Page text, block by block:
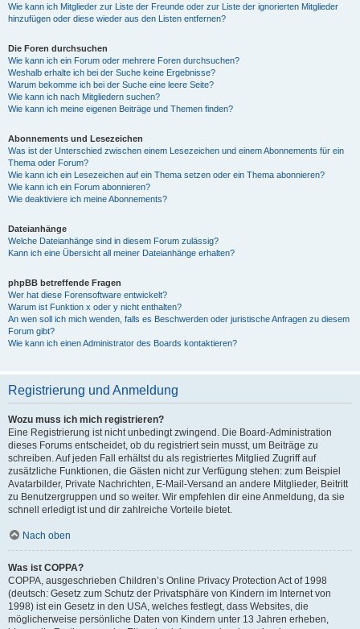
Wie kann ich Mitglieder zur Liste der Freunde oder zur Liste der ignorierten Mitglieder
hinzufügen oder diese wieder aus den Listen entfernen?
Die Foren durchsuchen
Wie kann ich ein Forum oder mehrere Foren durchsuchen?
Weshalb erhalte ich bei der Suche keine Ergebnisse?
Warum bekomme ich bei der Suche eine leere Seite?
Wie kann ich nach Mitgliedern suchen?
Wie kann ich meine eigenen Beiträge und Themen finden?
Abonnements und Lesezeichen
Was ist der Unterschied zwischen einem Lesezeichen und einem Abonnements für ein
Thema oder Forum?
Wie kann ich ein Lesezeichen auf ein Thema setzen oder ein Thema abonnieren?
Wie kann ich ein Forum abonnieren?
Wie deaktiviere ich meine Abonnements?
Dateianhänge
Welche Dateianhänge sind in diesem Forum zulässig?
Kann ich eine Übersicht all meiner Dateianhänge erhalten?
phpBB betreffende Fragen
Wer hat diese Forensoftware entwickelt?
Warum ist Funktion x oder y nicht enthalten?
An wen soll ich mich wenden, falls es Beschwerden oder juristische Anfragen zu diesem
Forum gibt?
Wie kann ich einen Administrator des Boards kontaktieren?
Registrierung und Anmeldung
Wozu muss ich mich registrieren?
Eine Registrierung ist nicht unbedingt zwingend. Die Board-Administration
dieses Forums entscheidet, ob du registriert sein musst, um Beiträge zu
schreiben. Auf jeden Fall erhältst du als registriertes Mitglied Zugriff auf
zusätzliche Funktionen, die Gästen nicht zur Verfügung stehen: zum Beispiel
Avatarbilder, Private Nachrichten, E-Mail-Versand an andere Mitglieder, Beitritt
zu Benutzergruppen und so weiter. Wir empfehlen dir eine Anmeldung, da sie
schnell erledigt ist und dir zahlreiche Vorteile bietet.
Nach oben
Was ist COPPA?
COPPA, ausgeschrieben Children’s Online Privacy Protection Act of 1998
(deutsch: Gesetz zum Schutz der Privatsphäre von Kindern im Internet von
1998) ist ein Gesetz in den USA, welches festlegt, dass Websites, die
möglicherweise persönliche Daten von Kindern unter 13 Jahren erheben,